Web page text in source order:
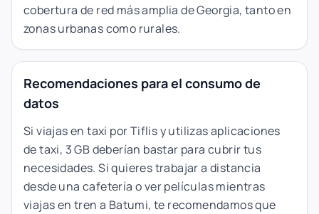
cobertura de red más amplia de Georgia, tanto en
zonas urbanas como rurales.
Recomendaciones para el consumo de
datos
Si viajas en taxi por Tiflis y utilizas aplicaciones
de taxi, 3 GB deberían bastar para cubrir tus
necesidades. Si quieres trabajar a distancia
desde una cafetería o ver películas mientras
viajas en tren a Batumi, te recomendamos que